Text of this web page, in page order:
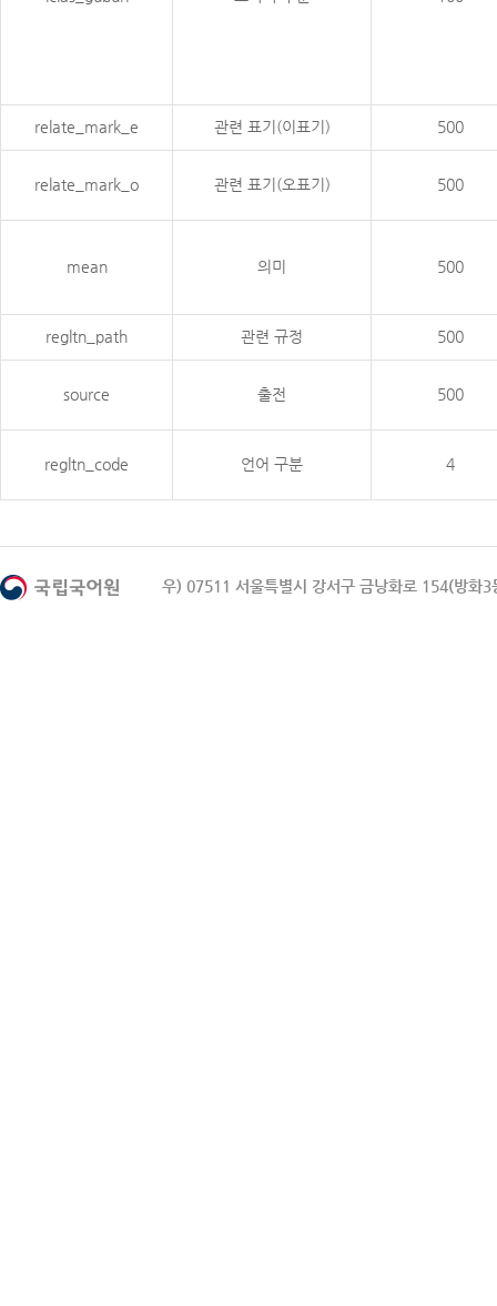
relate_mark_e 관련 표기(이표기) 500
relate_mark_o 관련 표기(오표기) 500
mean 의미 500
regltn_path 관련 규정 500
source 출전 500
regltn_code 언어 구분 4
우) 07511 서울특별시 강서구 금낭화로 154(방화3